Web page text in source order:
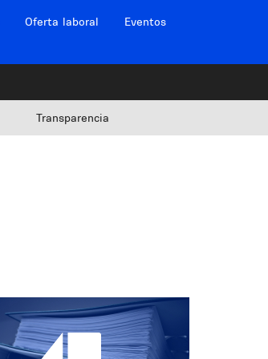
Oferta laboral Eventos
Transparencia